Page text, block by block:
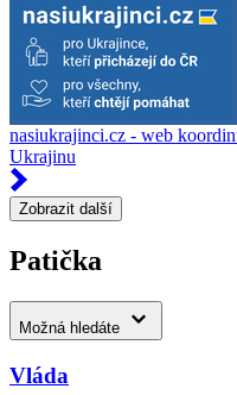
nasiukrajinci.cz - web
Ukrajinu
Zobrazit další
Patička
Možná hledáte
Vláda